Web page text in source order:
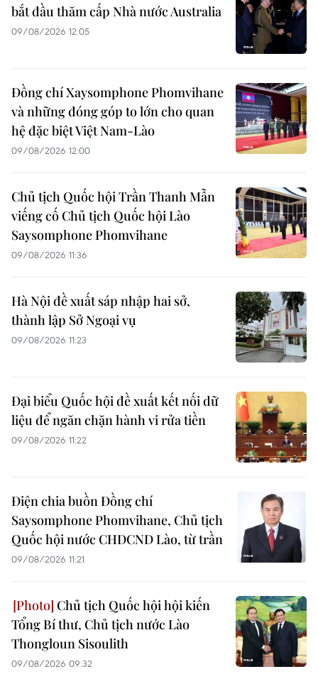
bắt đầu thăm cấp Nhà nước Australia
09/08/2026 12:05
Đồng chí Xaysomphone Phomvihane
và những đóng góp to lớn cho quan
hệ đặc biệt Việt Nam-Lào
09/08/2026 12:00
Chủ tịch Quốc hội Trần Thanh Mẫn
viếng cố Chủ tịch Quốc hội Lào
Saysomphone Phomvihane
09/08/2026 11:36
Hà Nội đề xuất sáp nhập hai sở,
thành lập Sở Ngoại vụ
09/08/2026 11:23
Đại biểu Quốc hội đề xuất kết nối dữ
liệu để ngăn chặn hành vi rửa tiền
09/08/2026 11:22
Điện chia buồn Đồng chí
Saysomphone Phomvihane, Chủ tịch
Quốc hội nước CHDCND Lào, từ trần
09/08/2026 11:21
Chủ tịch Quốc hội hội kiến
Tổng Bí thư, Chủ tịch nước Lào
Thongloun Sisoulith
09/08/2026 09:32